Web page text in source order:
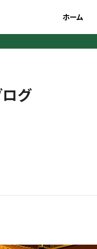
ホーム
ログ